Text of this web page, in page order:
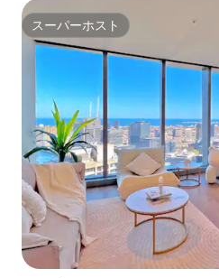
スーパーホスト
スーパーホスト